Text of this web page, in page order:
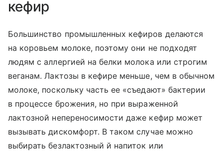
кефир
Большинство промышленных кефиров делаются
на коровьем молоке, поэтому они не подходят
людям с аллергией на белки молока или строгим
веганам. Лактозы в кефире меньше, чем в обычном
молоке, поскольку часть ее «съедают» бактерии
в процессе брожения, но при выраженной
лактозной непереносимости даже кефир может
вызывать дискомфорт. В таком случае можно
выбирать безлактозный й напиток или